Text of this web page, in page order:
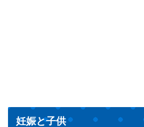
妊娠と子供